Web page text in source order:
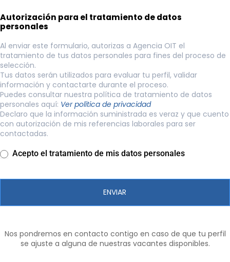
Autorización para el tratamiento de datos
personales
Al enviar este formulario, autorizas a Agencia OIT el
tratamiento de tus datos personales para fines del proceso de
selección.
Tus datos serán utilizados para evaluar tu perfil, validar
información y contactarte durante el proceso.
Puedes consultar nuestra política de tratamiento de datos
personales aquí: Ver política de privacidad
Declaro que la información suministrada es veraz y que cuento
con autorización de mis referencias laborales para ser
contactadas.
Acepto el tratamiento de mis datos personales
ENVIAR
Nos pondremos en contacto contigo en caso de que tu perfil
se ajuste a alguna de nuestras vacantes disponibles.